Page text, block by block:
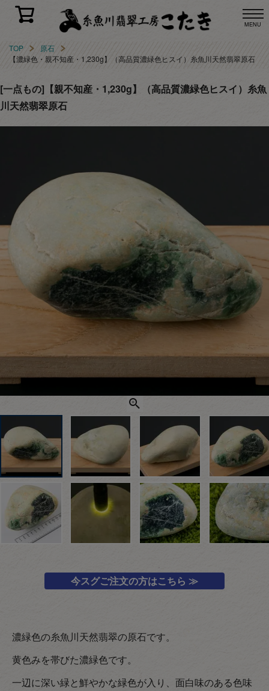
MENU
TOP
原石
【濃緑色・親不知産・1,230g】（高品質濃緑色ヒスイ）糸魚川天然翡翠原石
[一点もの]【親不知産・1,230g】（高品質濃緑色ヒスイ）糸魚
川天然翡翠原石
今スグご注文の方はこちら ≫
濃緑色の糸魚川天然翡翠の原石です。
黄色みを帯びた濃緑色です。
一辺に深い緑と鮮やかな緑色が入り、面白味のある色味